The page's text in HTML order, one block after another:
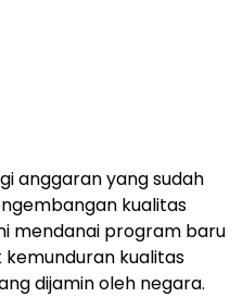
anggaran yang sudah
kualitas
mendanai program baru
kualitas
dijamin oleh negara.